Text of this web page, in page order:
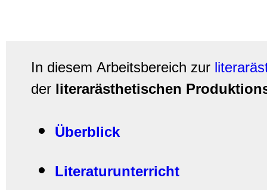
In diesem Arbeitsbereich zur
der literarästhetischen
Überblick
Literaturunterricht